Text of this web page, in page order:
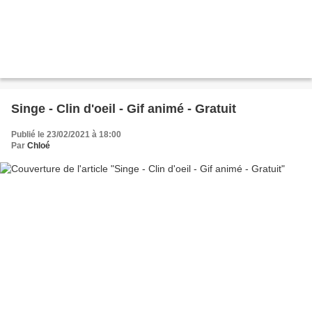
Singe - Clin d'oeil - Gif animé - Gratuit
Publié le 23/02/2021 à 18:00
Par Chloé